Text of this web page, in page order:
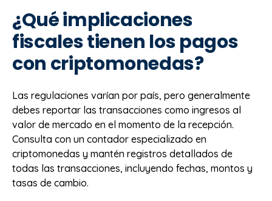
¿Qué implicaciones
fiscales tienen los pagos
con criptomonedas?
Las regulaciones varían por país, pero generalmente
debes reportar las transacciones como ingresos al
valor de mercado en el momento de la recepción.
Consulta con un contador especializado en
criptomonedas y mantén registros detallados de
todas las transacciones, incluyendo fechas, montos y
tasas de cambio.